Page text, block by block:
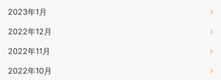
2023年1月
2022年12月
2022年11月
2022年10月